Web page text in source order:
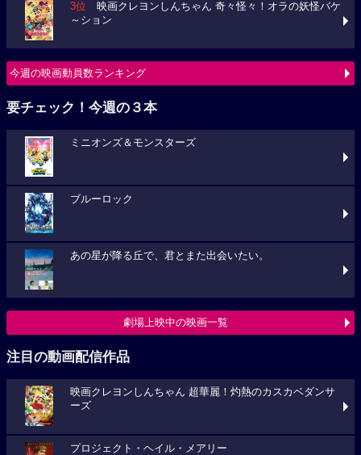
3位 映画クレヨンしんちゃん 奇々怪々！オラの妖怪バケ
～ション
今週の映画動員数ランキング
要チェック！今週の３本
ミニオンズ＆モンスターズ
ブルーロック
あの星が降る丘で、君とまた出会いたい。
劇場上映中の映画一覧
注目の動画配信作品
映画クレヨンしんちゃん 超華麗！灼熱のカスカベダンサ
ーズ
プロジェクト・ヘイル・メアリー